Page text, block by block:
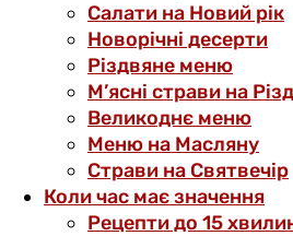
Салати на Новий рік
Новорічні десерти
Різдвяне меню
М’ясні страви на
Великоднє меню
Меню на Масляну
Страви на Святвечір
Коли час має значення
Рецепти до 15